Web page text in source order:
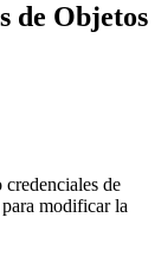
de Objetos
de
modificar la